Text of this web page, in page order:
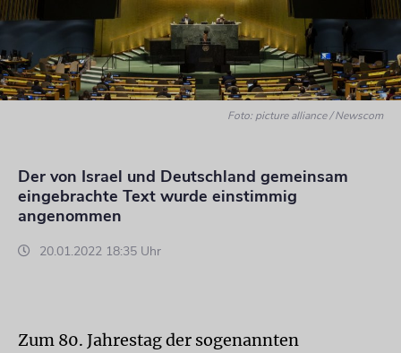
Foto: picture alliance / Newscom
Der von Israel und Deutschland gemeinsam
eingebrachte Text wurde einstimmig
angenommen
20.01.2022 18:35 Uhr
Zum 80. Jahrestag der sogenannten